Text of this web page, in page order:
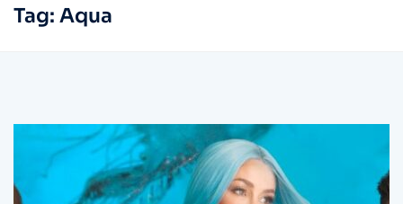
Tag: Aqua